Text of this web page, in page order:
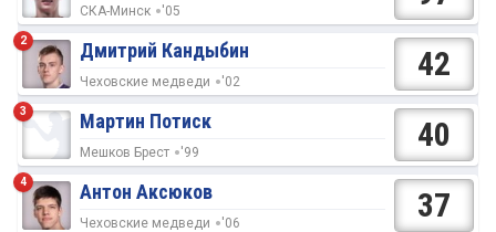
СКА-Минск '05
2 Дмитрий Кандыбин
Чеховские медведи '02 42
3 Мартин Потиск
Мешков Брест '99 40
4 Антон Аксюков
Чеховские медведи '06 37